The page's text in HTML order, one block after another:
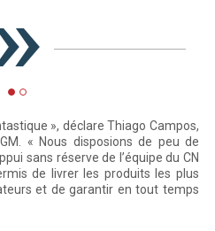
», déclare Thiago Campos,
« Nous disposions de peu de
sans réserve de l’équipe du CN
de livrer les produits les plus
et de garantir en tout temps